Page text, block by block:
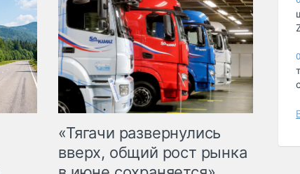
«Тягачи развернулись
вверх, общий рост рынка